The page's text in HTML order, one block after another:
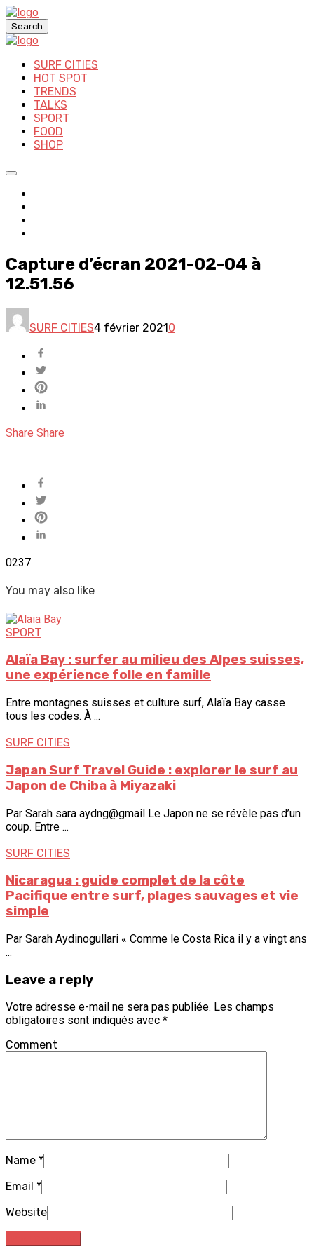
Search
SURF CITIES
HOT SPOT
TRENDS
TALKS
SPORT
FOOD
SHOP
Capture d’écran 2021-02-04 à
12.51.56
SURF CITIES4 février 20210
Share Share
0237
You may also like
SPORT
Alaïa Bay : surfer au milieu des Alpes suisses,
une expérience folle en famille
Entre montagnes suisses et culture surf, Alaïa Bay casse
tous les codes. À ...
SURF CITIES
Japan Surf Travel Guide : explorer le surf au
Japon de ⁠Chiba à ⁠Miyazaki
Par Sarah sara aydng@gmail Le Japon ne se révèle pas d’un
coup. Entre ...
SURF CITIES
Nicaragua : guide complet de la côte
Pacifique entre surf, plages sauvages et vie
simple
Par Sarah Aydinogullari « Comme le Costa Rica il y a vingt ans
...
Leave a reply
Votre adresse e-mail ne sera pas publiée. Les champs
obligatoires sont indiqués avec *
Comment
Name *
Email *
Website